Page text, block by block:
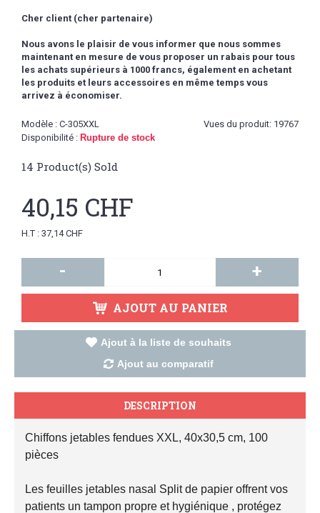
Cher client (cher partenaire)
Nous avons le plaisir de vous informer que nous sommes
maintenant en mesure de vous proposer un rabais pour tous
les achats supérieurs à 1000 francs, également en achetant
les produits et leurs accessoires en même temps vous
arrivez à économiser.
Vues du produit: 19767
Modèle : C-305XXL
Disponibilité : Rupture de stock
14 Product(s) Sold
40,15 CHF
H.T : 37,14 CHF
- +
AJOUT AU PANIER
Ajout à la liste de souhaits
Ajout au comparatif
DESCRIPTION
Chiffons jetables fendues XXL, 40x30,5 cm, 100
pièces
Les feuilles jetables nasal Split de papier offrent vos
patients un tampon propre et hygiénique , protégez